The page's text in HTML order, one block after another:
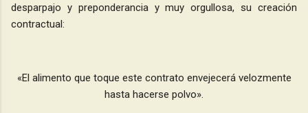
desparpajo y preponderancia y muy orgullosa, su creación
contractual:
«El alimento que toque este contrato envejecerá velozmente
hasta hacerse polvo».